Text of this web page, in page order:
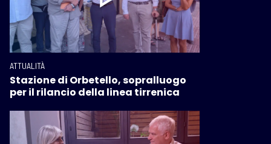
ATTUALITÀ
Stazione di Orbetello, sopralluogo
per il rilancio della linea tirrenica